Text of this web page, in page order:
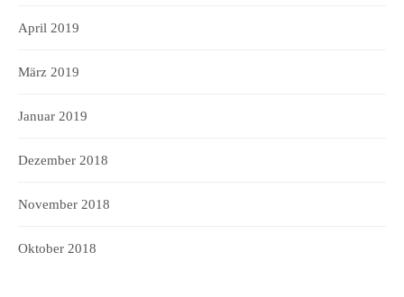
April 2019
März 2019
Januar 2019
Dezember 2018
November 2018
Oktober 2018